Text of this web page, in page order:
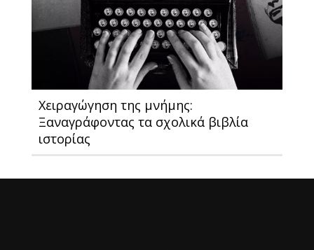
Χειραγώγηση της μνήμης:
Ξαναγράφοντας τα σχολικά βιβλία
ιστορίας